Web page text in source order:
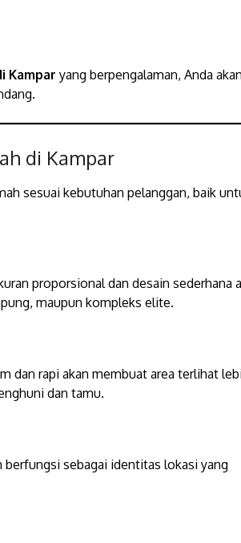
Kampar yang berpengalaman, Anda akan
di Kampar
sesuai kebutuhan pelanggan, baik
proporsional dan desain sederhana
maupun kompleks elite.
dan rapi akan membuat area terlihat
dan tamu.
sebagai identitas lokasi yang